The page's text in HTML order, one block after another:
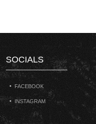
SOCIALS
FACEBOOK
INSTAGRAM